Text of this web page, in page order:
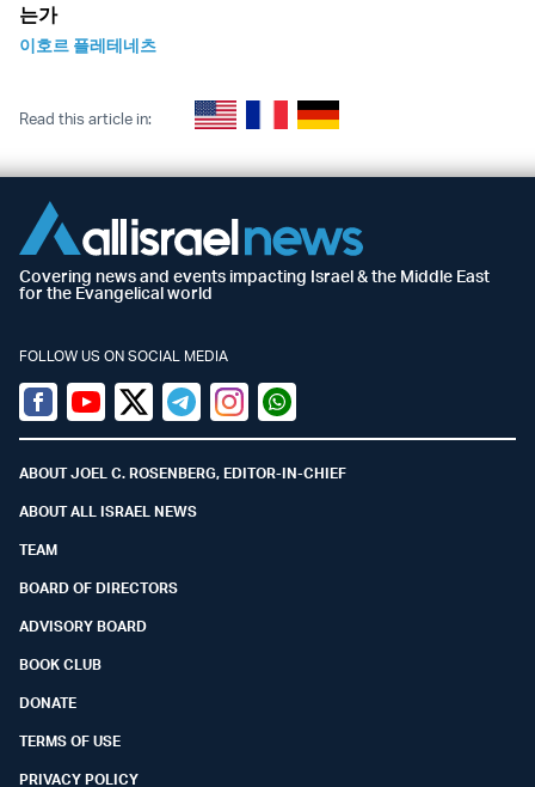
는가
이호르 플레테네츠
Read this article in:
Covering news and events impacting Israel & the Middle East
for the Evangelical world
FOLLOW US ON SOCIAL MEDIA
Facebook
YoutubeTwitter (X)
TelegramInstagramWhatsapp
ABOUT JOEL C. ROSENBERG, EDITOR-IN-CHIEF
ABOUT ALL ISRAEL NEWS
TEAM
BOARD OF DIRECTORS
ADVISORY BOARD
BOOK CLUB
DONATE
TERMS OF USE
PRIVACY POLICY